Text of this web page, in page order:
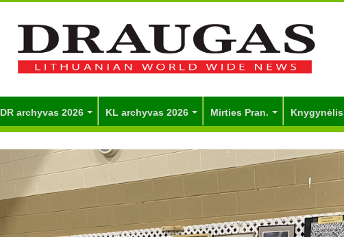
DR archyvas 2026 KL archyvas 2026 Mirties Pran. Knygynėlis